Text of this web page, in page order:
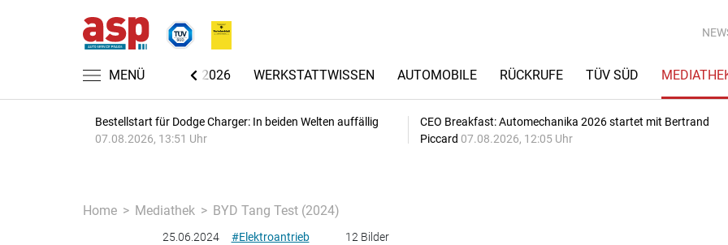
MENÜ
AUTOMECHANIKA 2026 WERKSTATTWISSEN AUTOMOBILE RÜCKRUFE TÜV SÜD
Bestellstart für Dodge Charger: In beiden Welten auffällig
07.08.2026, 13:51 Uhr
CEO Breakfast: Automechanika 2026 startet mit Bertrand
Piccard 07.08.2026, 12:05 Uhr
Home Mediathek BYD Tang Test (2024)
25.06.2024 #Elektroantrieb 12 Bilder